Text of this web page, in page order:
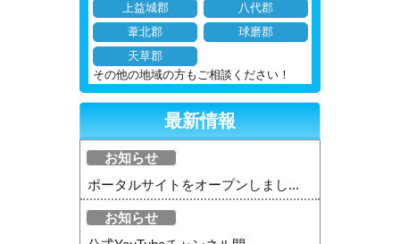
上益城郡
八代郡
葦北郡
球磨郡
天草郡
その他の地域の方もご相談ください！
最新情報
お知らせ
ポータルサイトをオープンしまし...
お知らせ